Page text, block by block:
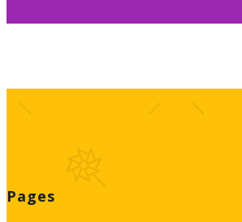
Pages